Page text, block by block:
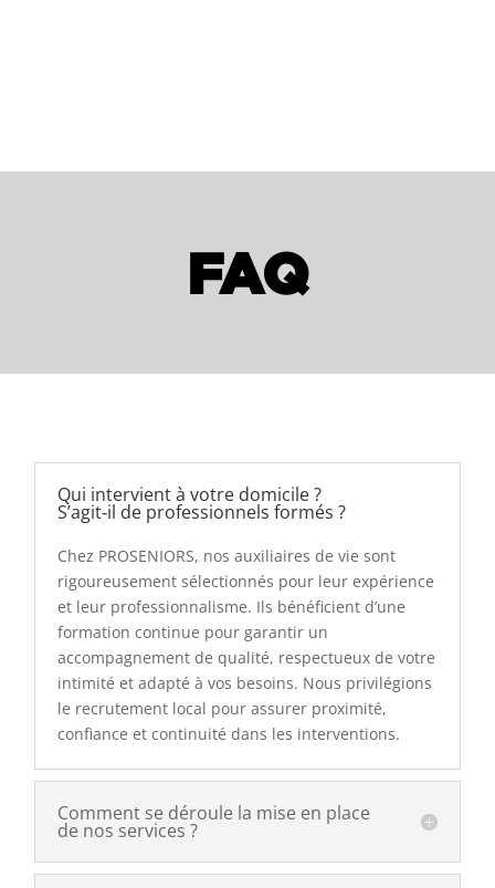
FAQ
Qui intervient à votre domicile ?
S’agit‑il de professionnels formés ?
Chez PROSENIORS, nos auxiliaires de vie sont
rigoureusement sélectionnés pour leur expérience
et leur professionnalisme. Ils bénéficient d’une
formation continue pour garantir un
accompagnement de qualité, respectueux de votre
intimité et adapté à vos besoins. Nous privilégions
le recrutement local pour assurer proximité,
confiance et continuité dans les interventions.
Comment se déroule la mise en place
de nos services ?